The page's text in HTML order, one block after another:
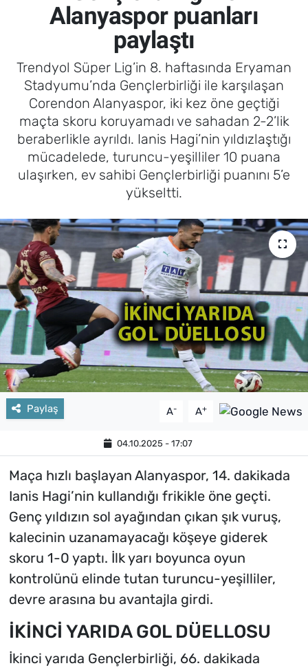
Alanyaspor puanları
paylaştı
Trendyol Süper Lig’in 8. haftasında Eryaman
Stadyumu’nda Gençlerbirliği ile karşılaşan
Corendon Alanyaspor, iki kez öne geçtiği
maçta skoru koruyamadı ve sahadan 2-2’lik
beraberlikle ayrıldı. Ianis Hagi’nin yıldızlaştığı
mücadelede, turuncu-yeşilliler 10 puana
ulaşırken, ev sahibi Gençlerbirliği puanını 5’e
yükseltti.
Paylaş A- A+
04.10.2025 - 17:07
Maça hızlı başlayan Alanyaspor, 14. dakikada
Ianis Hagi’nin kullandığı frikikle öne geçti.
Genç yıldızın sol ayağından çıkan şık vuruş,
kalecinin uzanamayacağı köşeye giderek
skoru 1-0 yaptı. İlk yarı boyunca oyun
kontrolünü elinde tutan turuncu-yeşilliler,
devre arasına bu avantajla girdi.
İKİNCİ YARIDA GOL DÜELLOSU
İkinci yarıda Gençlerbirliği, 66. dakikada